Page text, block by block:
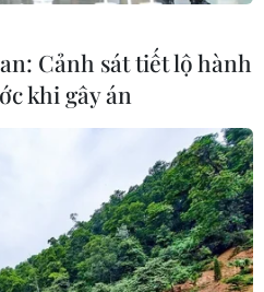
Cảnh sát tiết lộ hành
khi gây án